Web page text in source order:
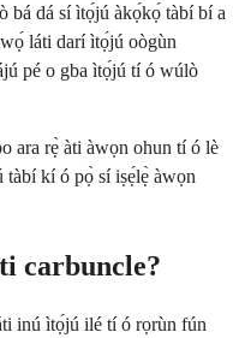
bá dá sí ìtọ́jú àkọ́kọ́ tàbí bí a
láti darí ìtọ́jú oògùn
pé o gba ìtọ́jú tí ó wúlò
ara rẹ̀ àti àwọn ohun tí ó lè
kí ó pọ̀ sí iṣẹ́lẹ̀ àwọn
carbuncle?
inú ìtọ́jú ilé tí ó rọrùn fún